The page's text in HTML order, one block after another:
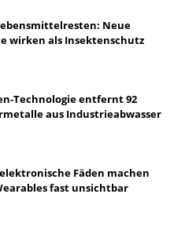
Neue
wirken als Insektenschutz
Technologie entfernt 92
aus Industrieabwasser
Fäden machen
fast unsichtbar